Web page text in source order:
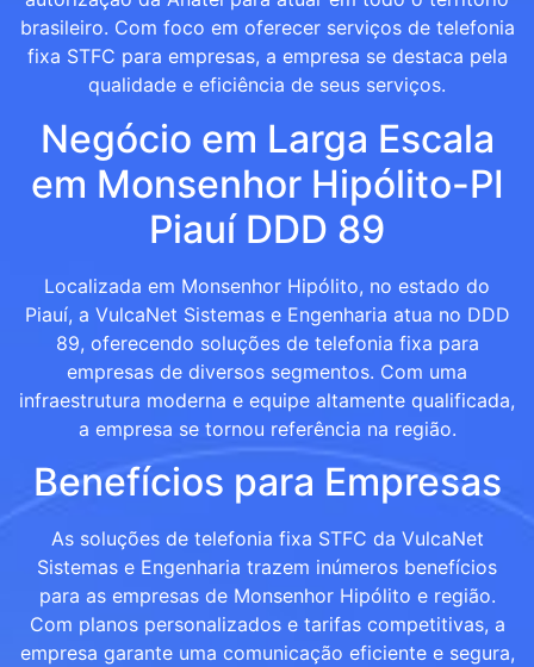
brasileiro. Com foco em oferecer serviços de telefonia
fixa STFC para empresas, a empresa se destaca pela
qualidade e eficiência de seus serviços.
Negócio em Larga Escala
em Monsenhor Hipólito-PI
Piauí DDD 89
Localizada em Monsenhor Hipólito, no estado do
Piauí, a VulcaNet Sistemas e Engenharia atua no DDD
89, oferecendo soluções de telefonia fixa para
empresas de diversos segmentos. Com uma
infraestrutura moderna e equipe altamente qualificada,
a empresa se tornou referência na região.
Benefícios para Empresas
As soluções de telefonia fixa STFC da VulcaNet
Sistemas e Engenharia trazem inúmeros benefícios
para as empresas de Monsenhor Hipólito e região.
Com planos personalizados e tarifas competitivas, a
empresa garante uma comunicação eficiente e segura,